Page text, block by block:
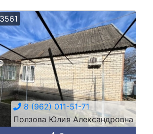
8 (962) 011-51-71
Ползова Юлия Александровна